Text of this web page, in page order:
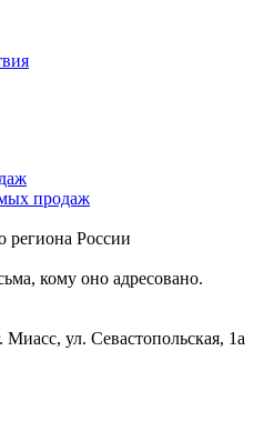
продаж
региона России
кому оно адресовано.
Миасс, ул. Севастопольская, 1а